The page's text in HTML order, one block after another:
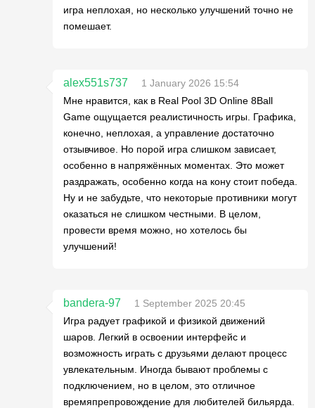
игра неплохая, но несколько улучшений точно не
помешает.
alex551s737
1 January 2026 15:54
Мне нравится, как в Real Pool 3D Online 8Ball
Game ощущается реалистичность игры. Графика,
конечно, неплохая, а управление достаточно
отзывчивое. Но порой игра слишком зависает,
особенно в напряжённых моментах. Это может
раздражать, особенно когда на кону стоит победа.
Ну и не забудьте, что некоторые противники могут
оказаться не слишком честными. В целом,
провести время можно, но хотелось бы
улучшений!
bandera-97
1 September 2025 20:45
Игра радует графикой и физикой движений
шаров. Легкий в освоении интерфейс и
возможность играть с друзьями делают процесс
увлекательным. Иногда бывают проблемы с
подключением, но в целом, это отличное
времяпрепровождение для любителей бильярда.